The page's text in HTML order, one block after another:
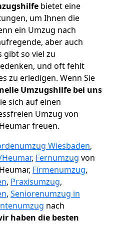
bietet eine
um Ihnen die
ein Umzug nach
aber auch
gibt so viel zu
und oft fehlt
zu erledigen. Wenn Sie
Umzugshilfe bei uns
sich auf einen
Umzug von
freuen.
Wiesbaden,
, Fernumzug von
Firmenumzug,
, Praxisumzug,
, Seniorenumzug in
nach
haben die besten